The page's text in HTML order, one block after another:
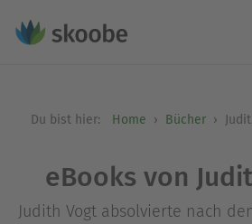
Du bist hier: Home Bücher
eBooks von
Judith Vogt absolvierte nach